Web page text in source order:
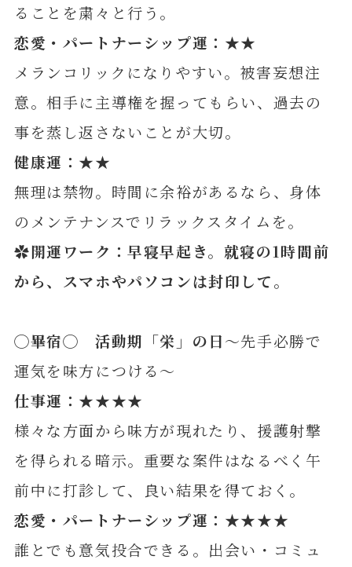
ることを粛々と行う。
恋愛・パートナーシップ運：★★
メランコリックになりやすい。被害妄想注
意。相手に主導権を握ってもらい、過去の
事を蒸し返さないことが大切。
健康運：★★
無理は禁物。時間に余裕があるなら、身体
のメンテナンスでリラックスタイムを。
✿開運ワーク：早寝早起き。就寝の1時間前
から、スマホやパソコンは封印して。
◯畢宿◯ 活動期「栄」の日～先手必勝で
運気を味方につける～
仕事運：★★★★
様々な方面から味方が現れたり、援護射撃
を得られる暗示。重要な案件はなるべく午
前中に打診して、良い結果を得ておく。
恋愛・パートナーシップ運：★★★★
誰とでも意気投合できる。出会い・コミュ